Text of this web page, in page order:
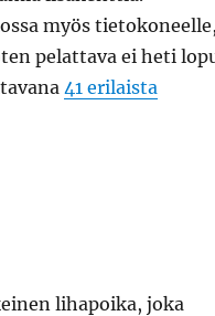
myös
pelattava ei heti
41 erilaista
lihapoika, joka